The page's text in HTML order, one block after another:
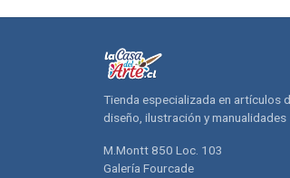
compras
Tienda especializada en artículos
diseño, ilustración y manualidades
M.Montt 850 Loc. 103
Galería Fourcade